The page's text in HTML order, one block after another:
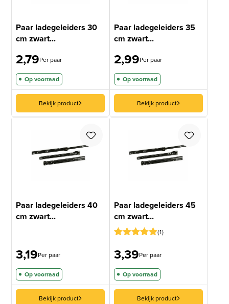
Paar ladegeleiders 30
cm zwart...
2,79Per paar
Op voorraad
Bekijk product
Paar ladegeleiders 35
cm zwart...
2,99Per paar
Op voorraad
Bekijk product
Paar ladegeleiders 40
cm zwart...
3,19Per paar
Op voorraad
Bekijk product
Paar ladegeleiders 45
cm zwart...
5op 5
gebaseerd
op
klantbeoordeling
1
3,39Per paar
Op voorraad
Bekijk product